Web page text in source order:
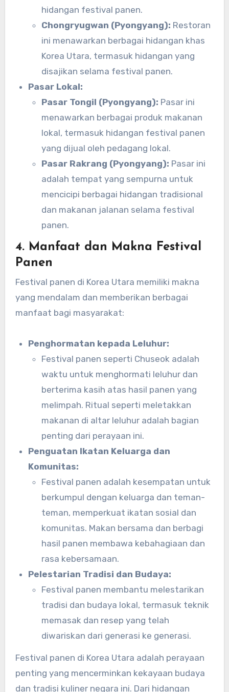
hidangan festival panen.
Chongryugwan (Pyongyang): Restoran
ini menawarkan berbagai hidangan khas
Korea Utara, termasuk hidangan yang
disajikan selama festival panen.
Pasar Lokal:
Pasar Tongil (Pyongyang): Pasar ini
menawarkan berbagai produk makanan
lokal, termasuk hidangan festival panen
yang dijual oleh pedagang lokal.
Pasar Rakrang (Pyongyang): Pasar ini
adalah tempat yang sempurna untuk
mencicipi berbagai hidangan tradisional
dan makanan jalanan selama festival
panen.
4. Manfaat dan Makna Festival
Panen
Festival panen di Korea Utara memiliki makna
yang mendalam dan memberikan berbagai
manfaat bagi masyarakat:
Penghormatan kepada Leluhur:
Festival panen seperti Chuseok adalah
waktu untuk menghormati leluhur dan
berterima kasih atas hasil panen yang
melimpah. Ritual seperti meletakkan
makanan di altar leluhur adalah bagian
penting dari perayaan ini.
Penguatan Ikatan Keluarga dan
Komunitas:
Festival panen adalah kesempatan untuk
berkumpul dengan keluarga dan teman-
teman, memperkuat ikatan sosial dan
komunitas. Makan bersama dan berbagi
hasil panen membawa kebahagiaan dan
rasa kebersamaan.
Pelestarian Tradisi dan Budaya:
Festival panen membantu melestarikan
tradisi dan budaya lokal, termasuk teknik
memasak dan resep yang telah
diwariskan dari generasi ke generasi.
Festival panen di Korea Utara adalah perayaan
penting yang mencerminkan kekayaan budaya
dan tradisi kuliner negara ini. Dari hidangan